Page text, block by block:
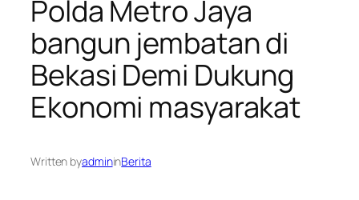
Polda Metro Jaya
bangun jembatan di
Bekasi Demi Dukung
Ekonomi masyarakat
Written byadmininBerita